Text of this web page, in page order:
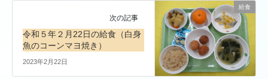
給食
次の記事
令和５年２月22日の給食（白身
魚のコーンマヨ焼き）
2023年2月22日